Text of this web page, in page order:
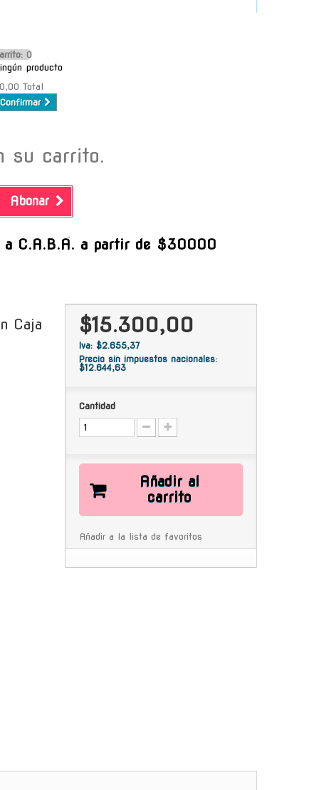
O
producto
Total
Confirmar
su carrito.
Abonar
-
a C.A.B.A. a partir de $30000
Caja $15.300,00
Iva: $2.655,37
Precio sin impuestos nacionales:
$12.644,63
Cantidad
Añadir al
carrito
Añadir a la lista de favoritos